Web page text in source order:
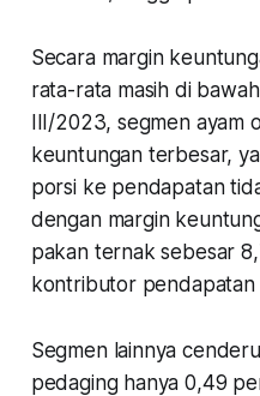
Secara margin
rata-rata masih di
III/2023, segmen ayam
keuntungan terbesar,
porsi ke pendapatan
dengan margin
pakan ternak sebesar
kontributor pendapatan
Segmen lainnya
pedaging hanya 0,49